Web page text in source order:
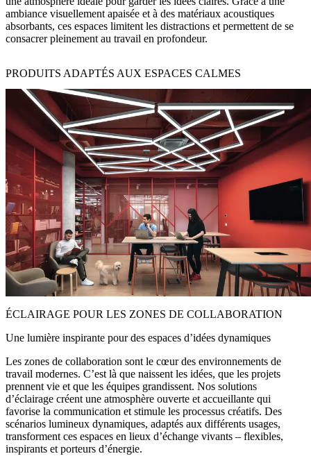
ambiance visuellement apaisée et à des matériaux acoustiques
absorbants, ces espaces limitent les distractions et permettent de se
consacrer pleinement au travail en profondeur.
PRODUITS ADAPTÉS AUX ESPACES CALMES
ÉCLAIRAGE POUR LES ZONES DE COLLABORATION
Une lumière inspirante pour des espaces d’idées dynamiques
Les zones de collaboration sont le cœur des environnements de
travail modernes. C’est là que naissent les idées, que les projets
prennent vie et que les équipes grandissent. Nos solutions
d’éclairage créent une atmosphère ouverte et accueillante qui
favorise la communication et stimule les processus créatifs. Des
scénarios lumineux dynamiques, adaptés aux différents usages,
transforment ces espaces en lieux d’échange vivants – flexibles,
inspirants et porteurs d’énergie.